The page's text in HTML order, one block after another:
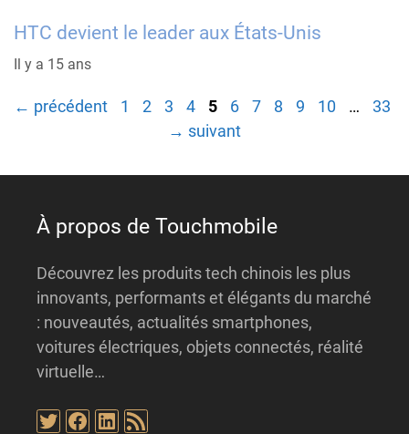
HTC devient le leader aux États-Unis
Il y a 15 ans
← précédent Page
1 Page
2 Page
3 Page
4 Page
5 Page
6 Page
7 Page
8 Page
9 Page
10 … Page
33
→ suivant
À propos de Touchmobile
Découvrez les produits tech chinois les plus
innovants, performants et élégants du marché
: nouveautés, actualités smartphones,
voitures électriques, objets connectés, réalité
virtuelle…
Twitter
Facebook
LinkedIn
Flux RSS